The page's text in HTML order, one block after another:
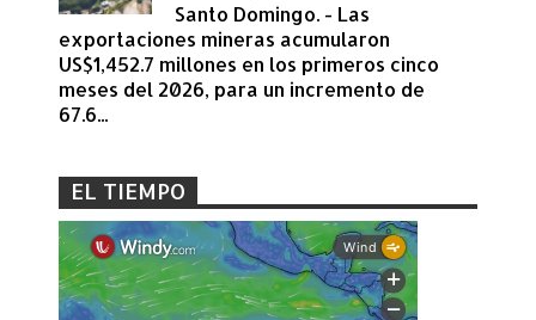
Santo Domingo. - Las
exportaciones mineras acumularon
US$1,452.7 millones en los primeros cinco
meses del 2026, para un incremento de
67.6...
EL TIEMPO